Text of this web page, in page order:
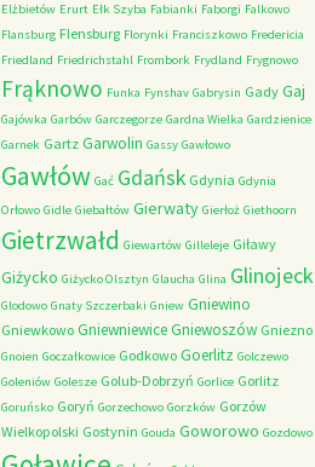
Elżbietów Erurt Ełk Szyba Fabianki Faborgi Falkowo
Flansburg Flensburg Florynki Franciszkowo Fredericia
Friedland Friedrichstahl Frombork Frydland Frygnowo
Frąknowo Funka Fynshav Gabrysin Gady Gaj
Gajówka Garbów Garczegorze Gardna Wielka Gardzienice
Garnek Gartz Garwolin Gassy Gawłowo
Gawłów Gać Gdańsk Gdynia Gdynia
Orłowo Gidle Giebałtów Gierwaty Gierłoż Giethoorn
Gietrzwałd Giewartów Gilleleje Giławy
Giżycko Giżycko Olsztyn Glaucha Glina Glinojeck
Glodowo Gnaty Szczerbaki Gniew Gniewino
Gniewkowo GniewniewiceGniewoszów Gniezno
Gnoien Goczałkowice Godkowo Goerlitz Golczewo
Goleniów Golesze Golub-Dobrzyń Gorlice Gorlitz
Goruńsko Goryń Gorzechowo Gorzków Gorzów
Wielkopolski Gostynin Gouda Goworowo Gozdowo